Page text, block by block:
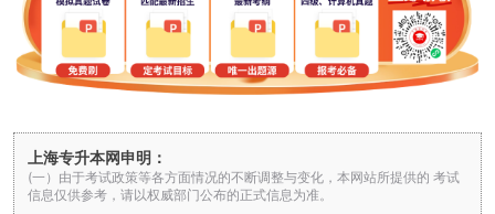
上海专升本网申明：
(一）由于考试政策等各方面情况的不断调整与变化，本网站所提供的 考试
信息仅供参考，请以权威部门公布的正式信息为准。